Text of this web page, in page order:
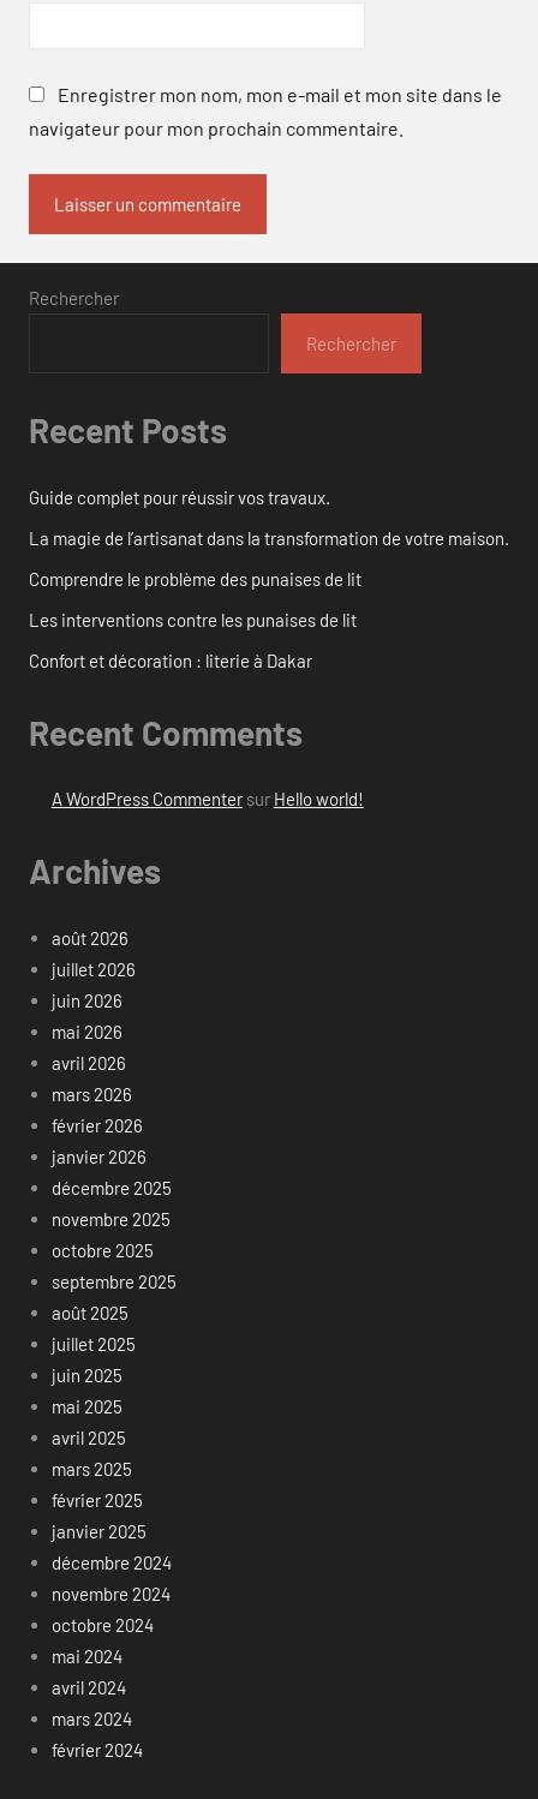
Enregistrer mon nom, mon e-mail et mon site dans le
navigateur pour mon prochain commentaire.
Rechercher
Rechercher
Recent Posts
Guide complet pour réussir vos travaux.
La magie de l’artisanat dans la transformation de votre maison.
Comprendre le problème des punaises de lit
Les interventions contre les punaises de lit
Confort et décoration : literie à Dakar
Recent Comments
A WordPress Commentersur Hello world!
Archives
août 2026
juillet 2026
juin 2026
mai 2026
avril 2026
mars 2026
février 2026
janvier 2026
décembre 2025
novembre 2025
octobre 2025
septembre 2025
août 2025
juillet 2025
juin 2025
mai 2025
avril 2025
mars 2025
février 2025
janvier 2025
décembre 2024
novembre 2024
octobre 2024
mai 2024
avril 2024
mars 2024
février 2024